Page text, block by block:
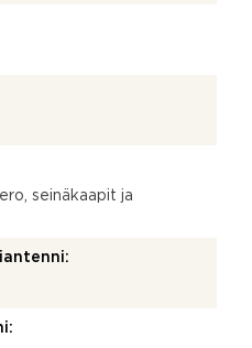
seinäkaapit ja